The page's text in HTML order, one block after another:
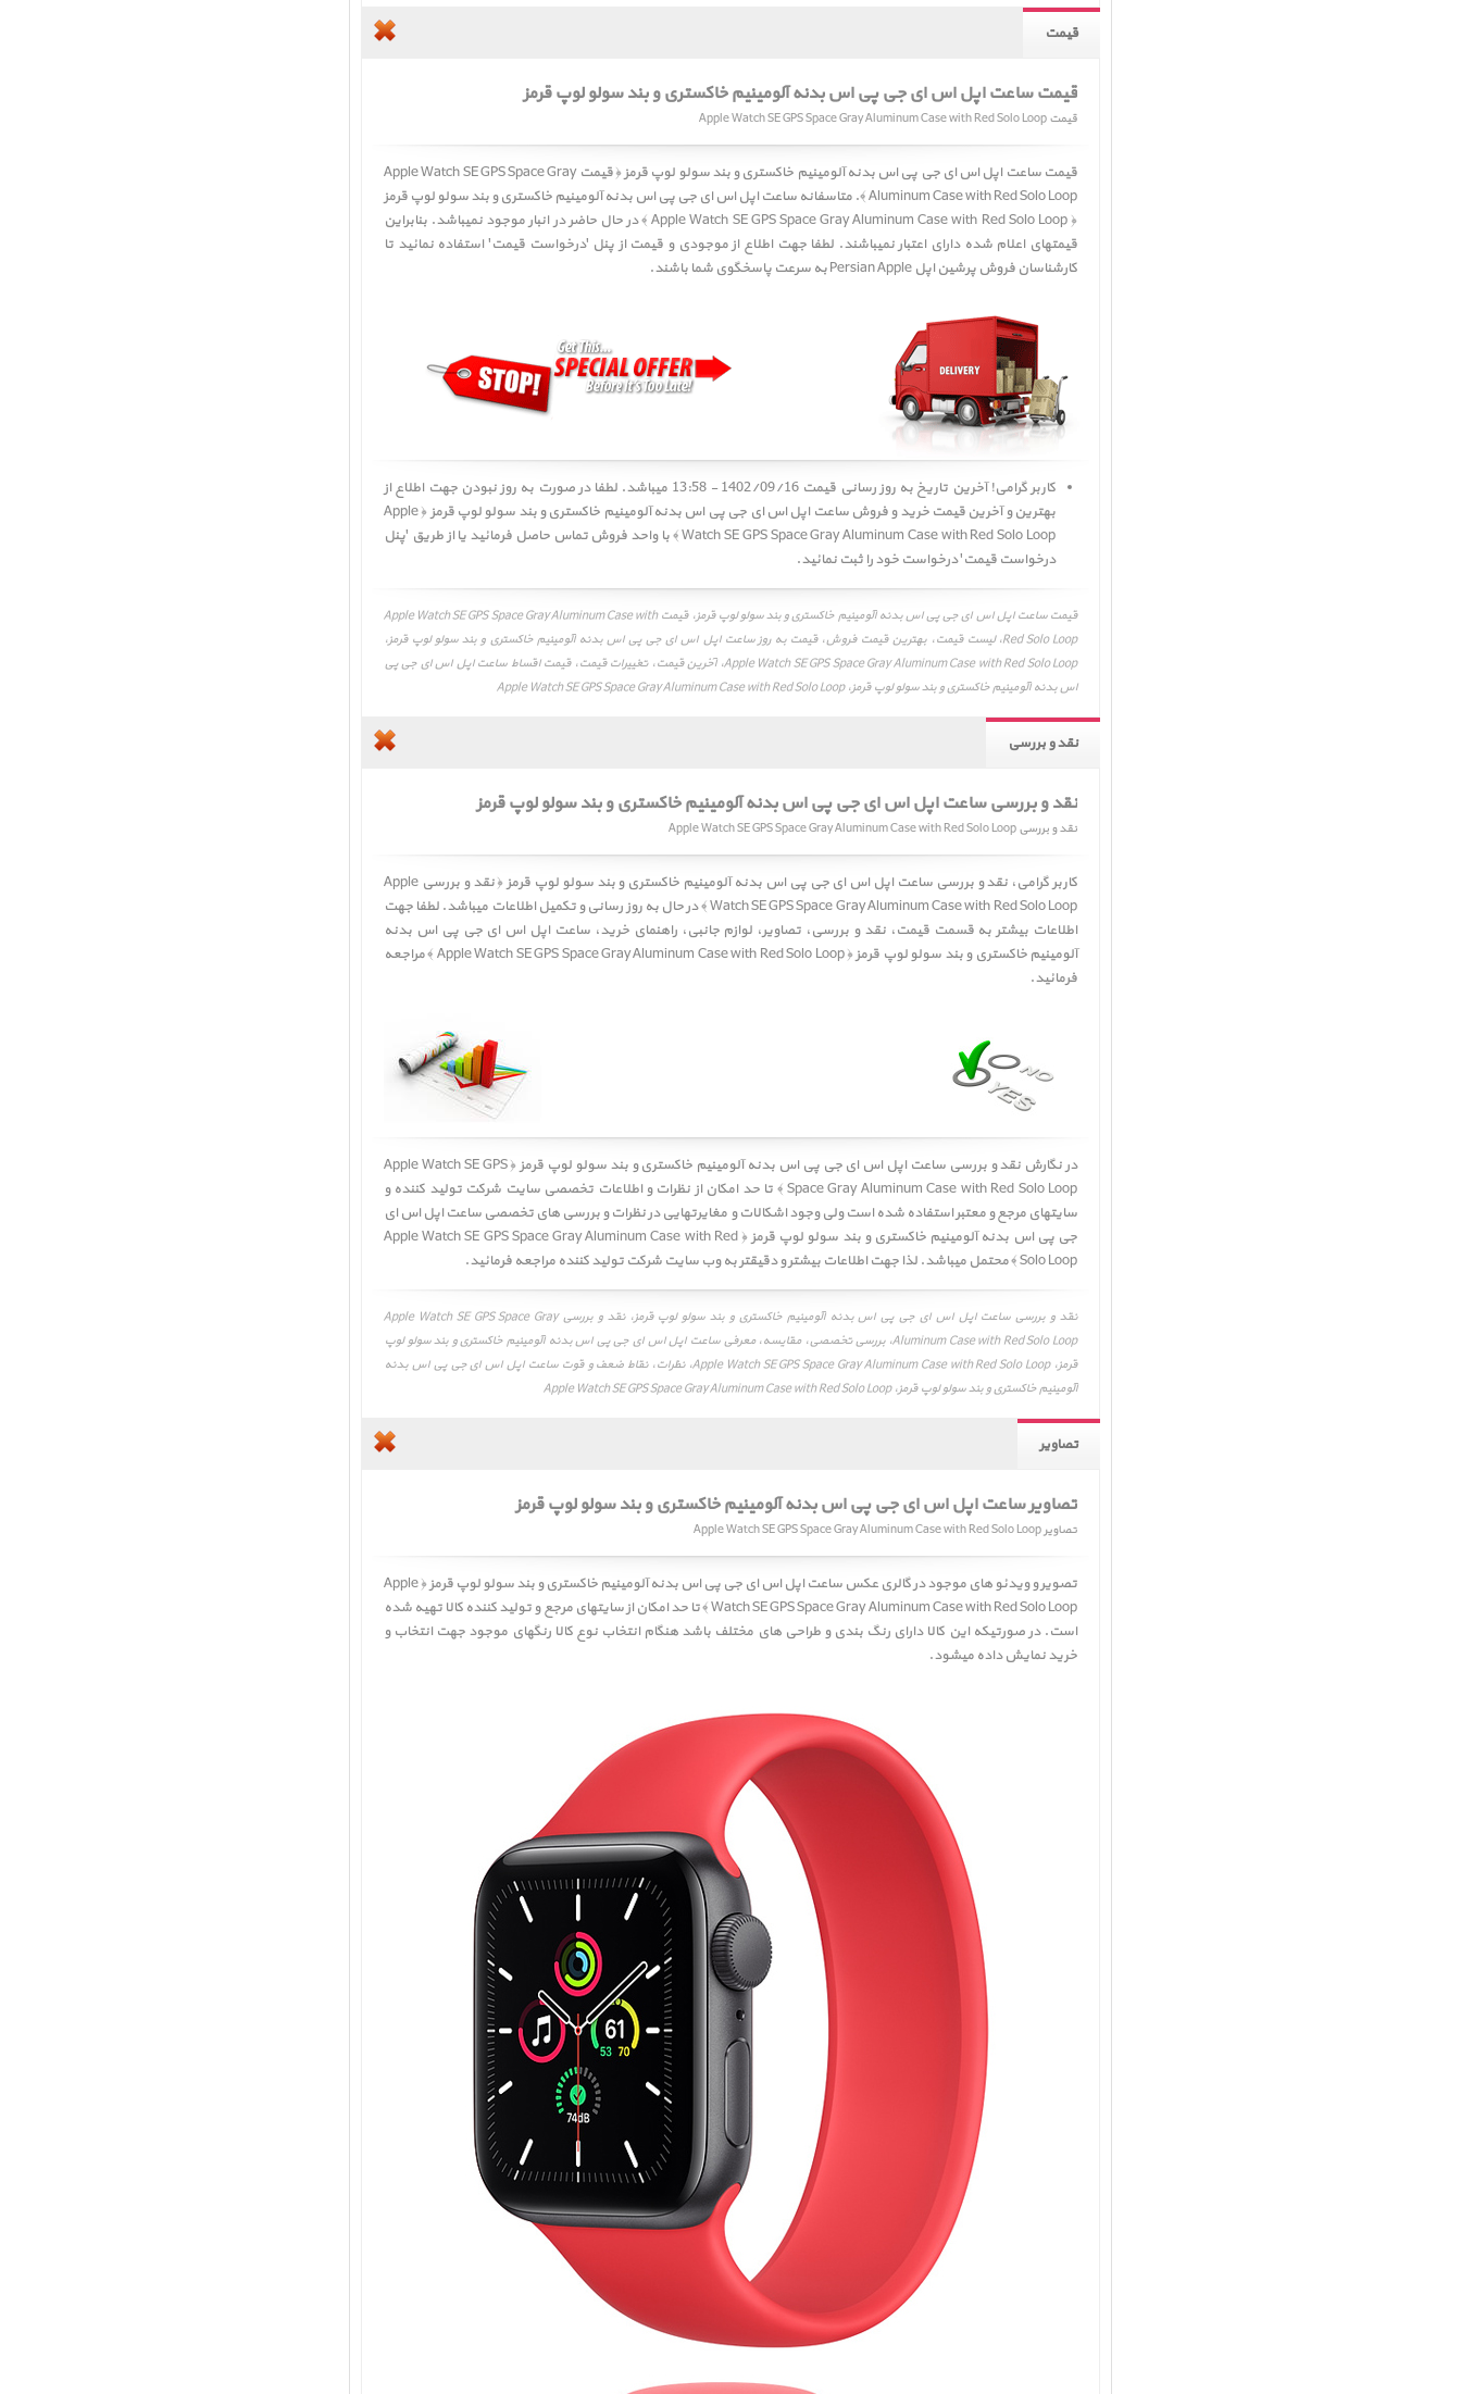
قیمت
قیمت ساعت اپل اس ای جی پی اس بدنه آلومینیم خاکستری و بند سولو لوپ قرمز
قیمت Apple Watch SE GPS Space Gray Aluminum Case with Red Solo Loop
قیمت ساعت اپل اس ای جی پی اس بدنه آلومینیم خاکستری و بند سولو لوپ قرمز ﴿ قیمت Apple Watch SE GPS Space Gray
Aluminum Case with Red Solo Loop ﴾. متاسفانه
ساعت اپل اس ای جی پی اس بدنه آلومینیم خاکستری و بند سولو لوپ قرمز
﴿ Apple Watch SE GPS Space Gray Aluminum Case with Red Solo Loop ﴾
در حال حاضر در انبار موجود نمیباشد. بنابراین
قیمتهای اعلام شده دارای اعتبار نمیباشند. لطفا جهت اطلاع از موجودی و قیمت از پنل 'درخواست قیمت' استفاده نمائید تا
کارشناسان فروش پرشین اپل Persian Apple به سرعت پاسخگوی شما باشند.
کاربر گرامی! آخرین تاریخ به روز رسانی قیمت 1402/09/16 - 13:58 میباشد. لطفا در صورت به روز نبودن جهت اطلاع از
بهترین و آخرین قیمت خرید و فروش ساعت اپل اس ای جی پی اس بدنه آلومینیم خاکستری و بند سولو لوپ قرمز ﴿ Apple
Watch SE GPS Space Gray Aluminum Case with Red Solo Loop ﴾ با واحد فروش تماس حاصل فرمائید یا از طریق 'پنل
درخواست قیمت' درخواست خود را ثبت نمائید.
قیمت ساعت اپل اس ای جی پی اس بدنه آلومینیم خاکستری و بند سولو لوپ قرمز، قیمت Apple Watch SE GPS Space Gray Aluminum Case with
Red Solo Loop، لیست قیمت، بهترین قیمت فروش، قیمت به روز ساعت اپل اس ای جی پی اس بدنه آلومینیم خاکستری و بند سولو لوپ قرمز،
Apple Watch SE GPS Space Gray Aluminum Case with Red Solo Loop، آخرین قیمت، تغییرات قیمت، قیمت اقساط ساعت اپل اس ای جی پی
اس بدنه آلومینیم خاکستری و بند سولو لوپ قرمز، Apple Watch SE GPS Space Gray Aluminum Case with Red Solo Loop
نقد و بررسی
نقد و بررسی ساعت اپل اس ای جی پی اس بدنه آلومینیم خاکستری و بند سولو لوپ قرمز
نقد و بررسی Apple Watch SE GPS Space Gray Aluminum Case with Red Solo Loop
کاربر گرامی، نقد و بررسی ساعت اپل اس ای جی پی اس بدنه آلومینیم خاکستری و بند سولو لوپ قرمز ﴿ نقد و بررسی Apple
Watch SE GPS Space Gray Aluminum Case with Red Solo Loop ﴾ در حال به روز رسانی و تکمیل اطلاعات میباشد. لطفا جهت
اطلاعات بیشتر به قسمتقیمت،نقد و بررسی، تصاویر، لوازم جانبی،راهنمای خرید، ساعت اپل اس ای جی پی اس بدنه
آلومینیم خاکستری و بند سولو لوپ قرمز ﴿ Apple Watch SE GPS Space Gray Aluminum Case with Red Solo Loop ﴾ مراجعه
فرمائید.
در نگارش نقد و بررسی
ساعت اپل اس ای جی پی اس بدنه آلومینیم خاکستری و بند سولو لوپ قرمز ﴿ Apple Watch SE GPS
Space Gray Aluminum Case with Red Solo Loop ﴾
تا حد امکان از نظرات و اطلاعات تخصصی سایت شرکت تولید کننده و
سایتهای مرجع و معتبر استفاده شده است ولی وجود اشکالات و مغایرتهایی در نظرات و بررسی های تخصصی ساعت اپل اس ای
جی پی اس بدنه آلومینیم خاکستری و بند سولو لوپ قرمز ﴿ Apple Watch SE GPS Space Gray Aluminum Case with Red
Solo Loop ﴾ محتمل میباشد. لذا جهت اطلاعات بیشتر و دقیقتر به وب سایت شرکت تولید کننده مراجعه فرمائید.
نقد و بررسی ساعت اپل اس ای جی پی اس بدنه آلومینیم خاکستری و بند سولو لوپ قرمز، نقد و بررسی Apple Watch SE GPS Space Gray
Aluminum Case with Red Solo Loop، بررسی تخصصی، مقایسه، معرفی ساعت اپل اس ای جی پی اس بدنه آلومینیم خاکستری و بند سولو لوپ
قرمز، Apple Watch SE GPS Space Gray Aluminum Case with Red Solo Loop، نظرات، نقاط ضعف و قوت ساعت اپل اس ای جی پی اس بدنه
آلومینیم خاکستری و بند سولو لوپ قرمز، Apple Watch SE GPS Space Gray Aluminum Case with Red Solo Loop
تصاویر
تصاویر ساعت اپل اس ای جی پی اس بدنه آلومینیم خاکستری و بند سولو لوپ قرمز
تصاویر Apple Watch SE GPS Space Gray Aluminum Case with Red Solo Loop
تصویر و ویدئو های موجود در گالری عکس
ساعت اپل اس ای جی پی اس بدنه آلومینیم خاکستری و بند سولو لوپ قرمز ﴿ Apple
Watch SE GPS Space Gray Aluminum Case with Red Solo Loop ﴾ تا حد امکان از سایتهای مرجع و تولید کننده کالا تهیه شده
است. در صورتیکه این کالا دارای رنگ بندی و طراحی های مختلف باشد هنگام انتخاب نوع کالا رنگهای موجود جهت انتخاب و
خرید نمایش داده میشود.